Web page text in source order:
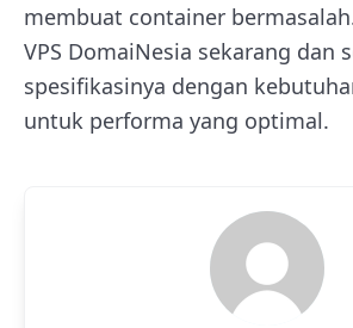
membuat container
VPS DomaiNesia sekarang dan
spesifikasinya dengan
untuk performa yang optimal.